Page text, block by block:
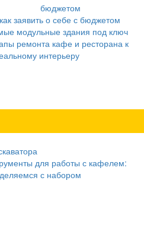
заявить о себе с бюджетом
модульные здания под ключ
ремонта кафе и ресторана к
интерьеру
для работы с кафелем:
с набором